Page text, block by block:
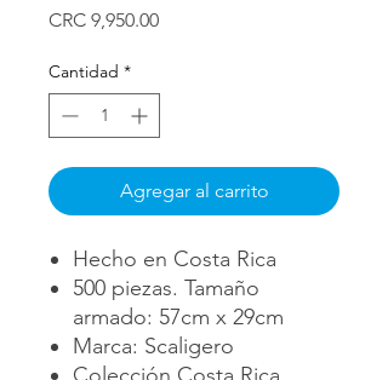
CRC 9,950.00Precio
Cantidad *
Agregar al carrito
Hecho en Costa Rica
500 piezas. Tamaño
armado: 57cm x 29cm
Marca: Scaligero